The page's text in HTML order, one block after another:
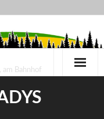
Bahnhof